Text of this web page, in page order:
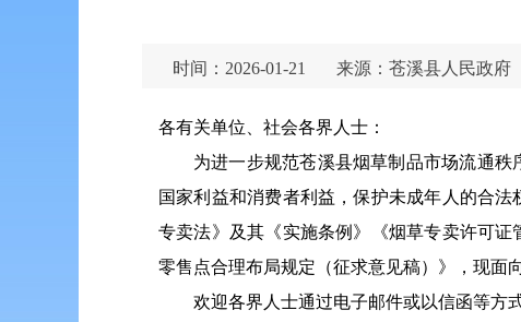
时间：2026-01-21 来源：苍溪县人民政府
各有关单位、社会各界人士：
为进一步规范苍溪县烟草制品市场流通
国家利益和消费者利益，保护未成年人的合
专卖法》及其《实施条例》《烟草专卖许可
零售点合理布局规定（征求意见稿）》，现面
欢迎各界人士通过电子邮件或以信函等方